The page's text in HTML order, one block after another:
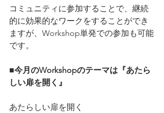
コミュニティに参加することで、継続
的に効果的なワークをすることができ
ますが、Workshop単発での参加も可能
です。
■今月のWorkshopのテーマは『あたら
しい扉を開く』
あたらしい扉を開く